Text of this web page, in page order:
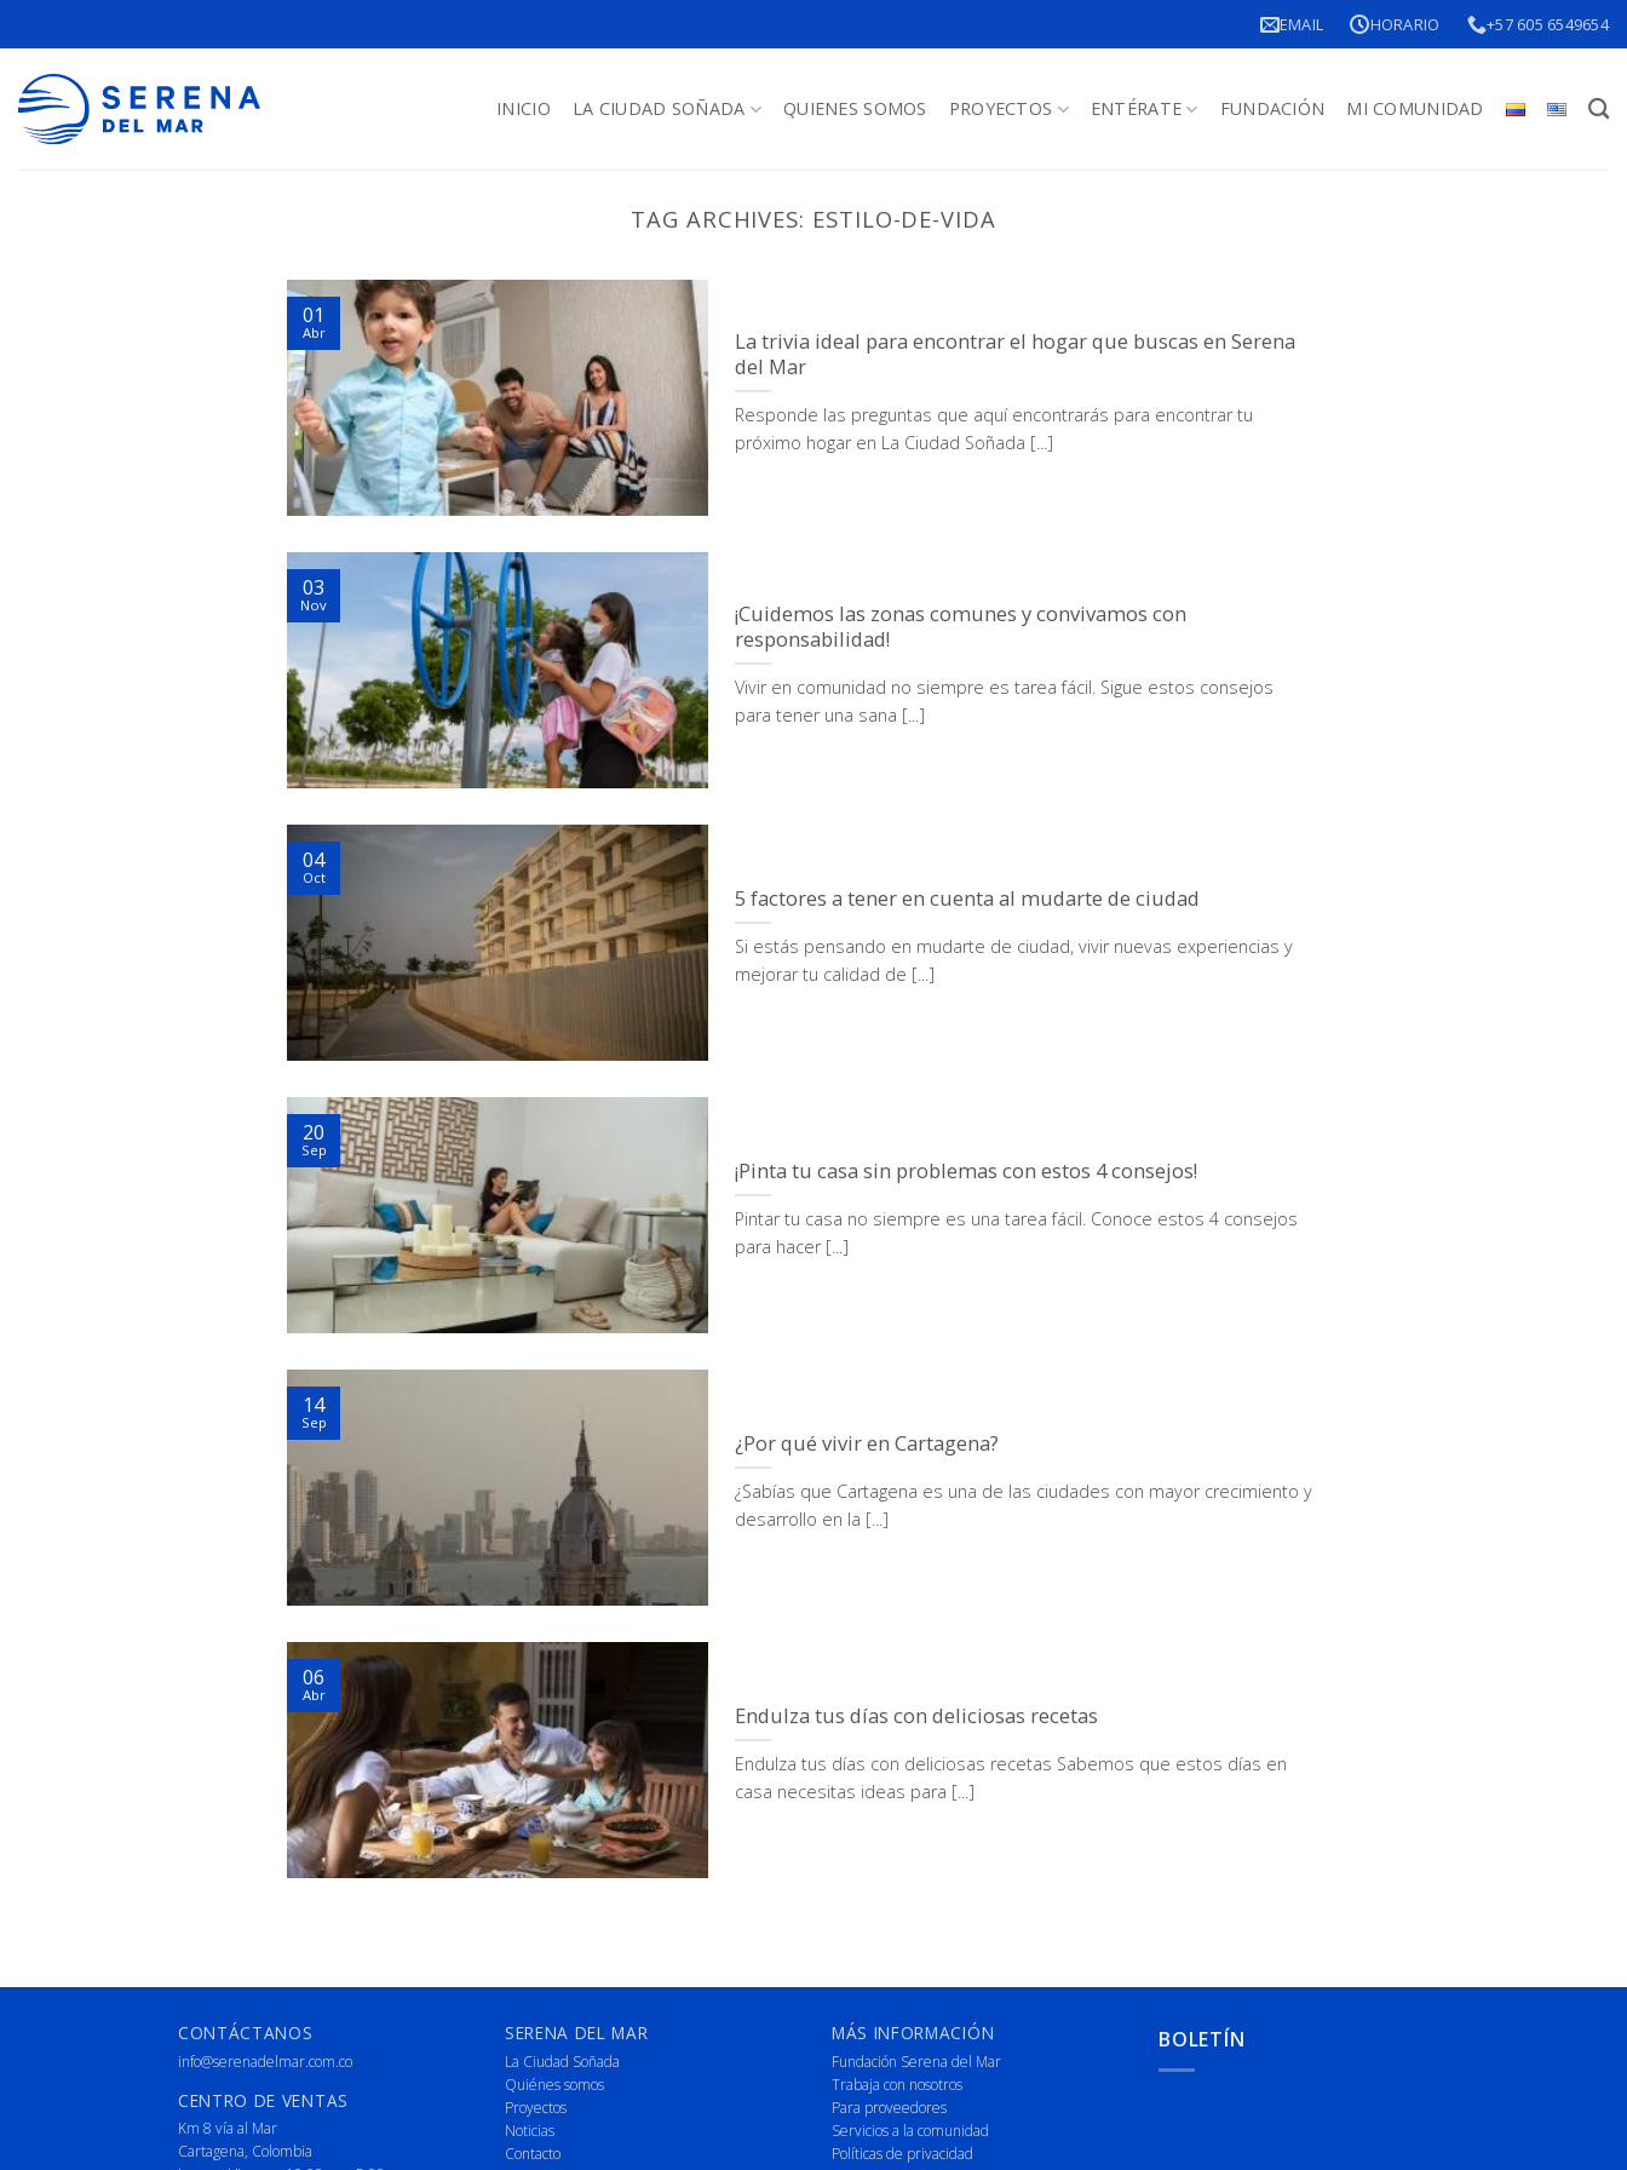
EMAIL HORARIO +57 605 6549654
INICIO LA CIUDAD SOÑADA QUIENES SOMOS PROYECTOS ENTÉRATE FUNDACIÓN MI COMUNIDAD
TAG ARCHIVES: ESTILO-DE-VIDA
La trivia ideal para encontrar el hogar que buscas en Serena
del Mar
Responde las preguntas que aquí encontrarás para encontrar tu
próximo hogar en La Ciudad Soñada [...]
01
Abr
¡Cuidemos las zonas comunes y convivamos con
responsabilidad!
Vivir en comunidad no siempre es tarea fácil. Sigue estos consejos
para tener una sana [...]
03
Nov
5 factores a tener en cuenta al mudarte de ciudad
Si estás pensando en mudarte de ciudad, vivir nuevas experiencias y
mejorar tu calidad de [...]
04
Oct
¡Pinta tu casa sin problemas con estos 4 consejos!
Pintar tu casa no siempre es una tarea fácil. Conoce estos 4 consejos
para hacer [...]
20
Sep
¿Por qué vivir en Cartagena?
¿Sabías que Cartagena es una de las ciudades con mayor crecimiento y
desarrollo en la [...]
14
Sep
Endulza tus días con deliciosas recetas
Endulza tus días con deliciosas recetas Sabemos que estos días en
casa necesitas ideas para [...]
06
Abr
CONTÁCTANOS
info@serenadelmar.com.co
CENTRO DE VENTAS
Km 8 vía al Mar
Cartagena, Colombia
SERENA DEL MAR
La Ciudad Soñada
Quiénes somos
Proyectos
Noticias
Contacto
MÁS INFORMACIÓN
Fundación Serena del Mar
Trabaja con nosotros
Para proveedores
Servicios a la comunidad
Políticas de privacidad
BOLETÍN